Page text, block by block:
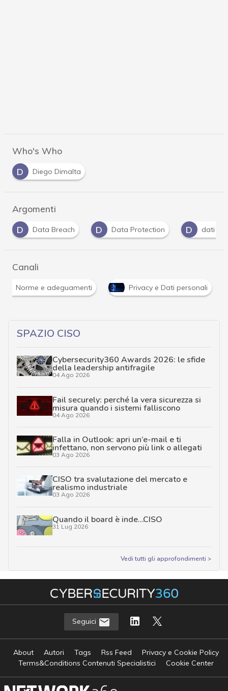
Who's Who
D
Diego Dimalta
Argomenti
D
Data Protection D dati personali D Dpo
Canali
Norme e adeguamenti Privacy e Dati personali
SPAZIO CISO
Cybersecurity360 Awards 2026: le sfide
della leadership antifragile
04 Ago 2026
Fail securely: perché la vera sicurezza si
misura quando i sistemi falliscono
04 Ago 2026
Falla in Outlook: apri un’e-mail e ti
infettano, non servono più link o allegati
03 Ago 2026
CISO tra svalutazione del mercato e
realismo industriale
03 Ago 2026
Quando il board è inde…CISO
31 Lug 2026
Vedi tutti gli approfondimenti >
Seguici
About Autori Tags Rss Feed
Privacy e Cookie Policy
Terms&Conditions Contenuti Specialistici
Cookie Center